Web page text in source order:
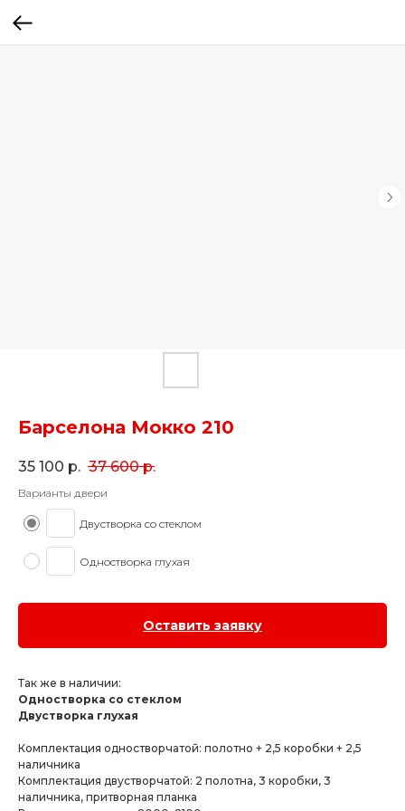
Барселона Мокко 210
35 100 р. 37 600 р.
Варианты двери
Двустворка со стеклом
Одностворка глухая
Оставить заявку
Так же в наличии:
Одностворка со стеклом
Двустворка глухая
Комплектация одностворчатой: полотно + 2,5 коробки + 2,5
наличника
Комплектация двустворчатой: 2 полотна, 3 коробки, 3
наличника, притворная планка